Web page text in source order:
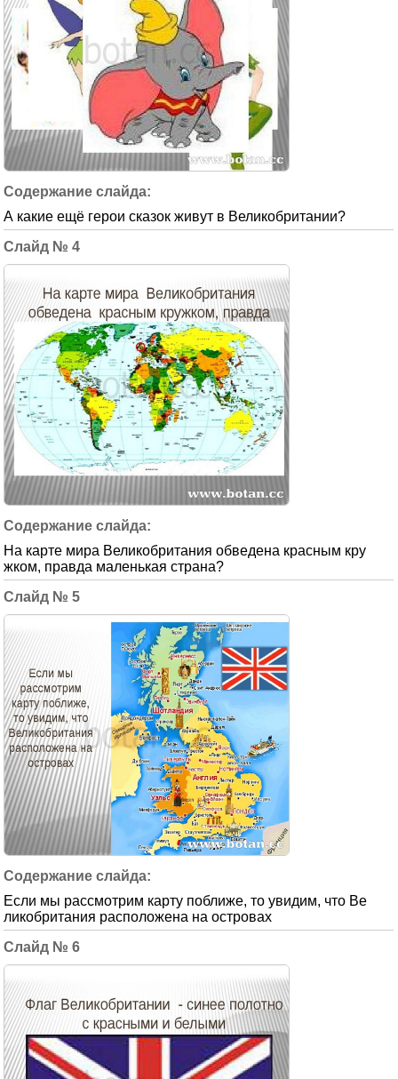
А какие ещё герои сказок живут в Великобритании?
4
На карте мира Великобритания обведена красным кру
жком, правда маленькая страна?
5
Если мы рассмотрим карту поближе, то увидим, что Ве
ликобритания расположена на островах
6